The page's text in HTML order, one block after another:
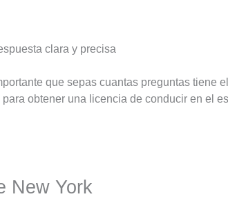
clara y precisa
que sepas cuantas preguntas tiene
obtener una licencia de conducir en el
New York